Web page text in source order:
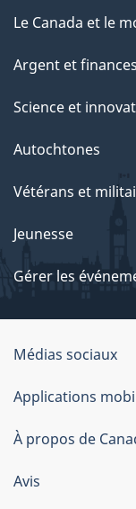
Le Canada et le
Argent et finances
Science et
Autochtones
Vétérans et
Jeunesse
Gérer les
Organisation
du
du
Canada
Médias sociaux
Applications
À propos de
Avis